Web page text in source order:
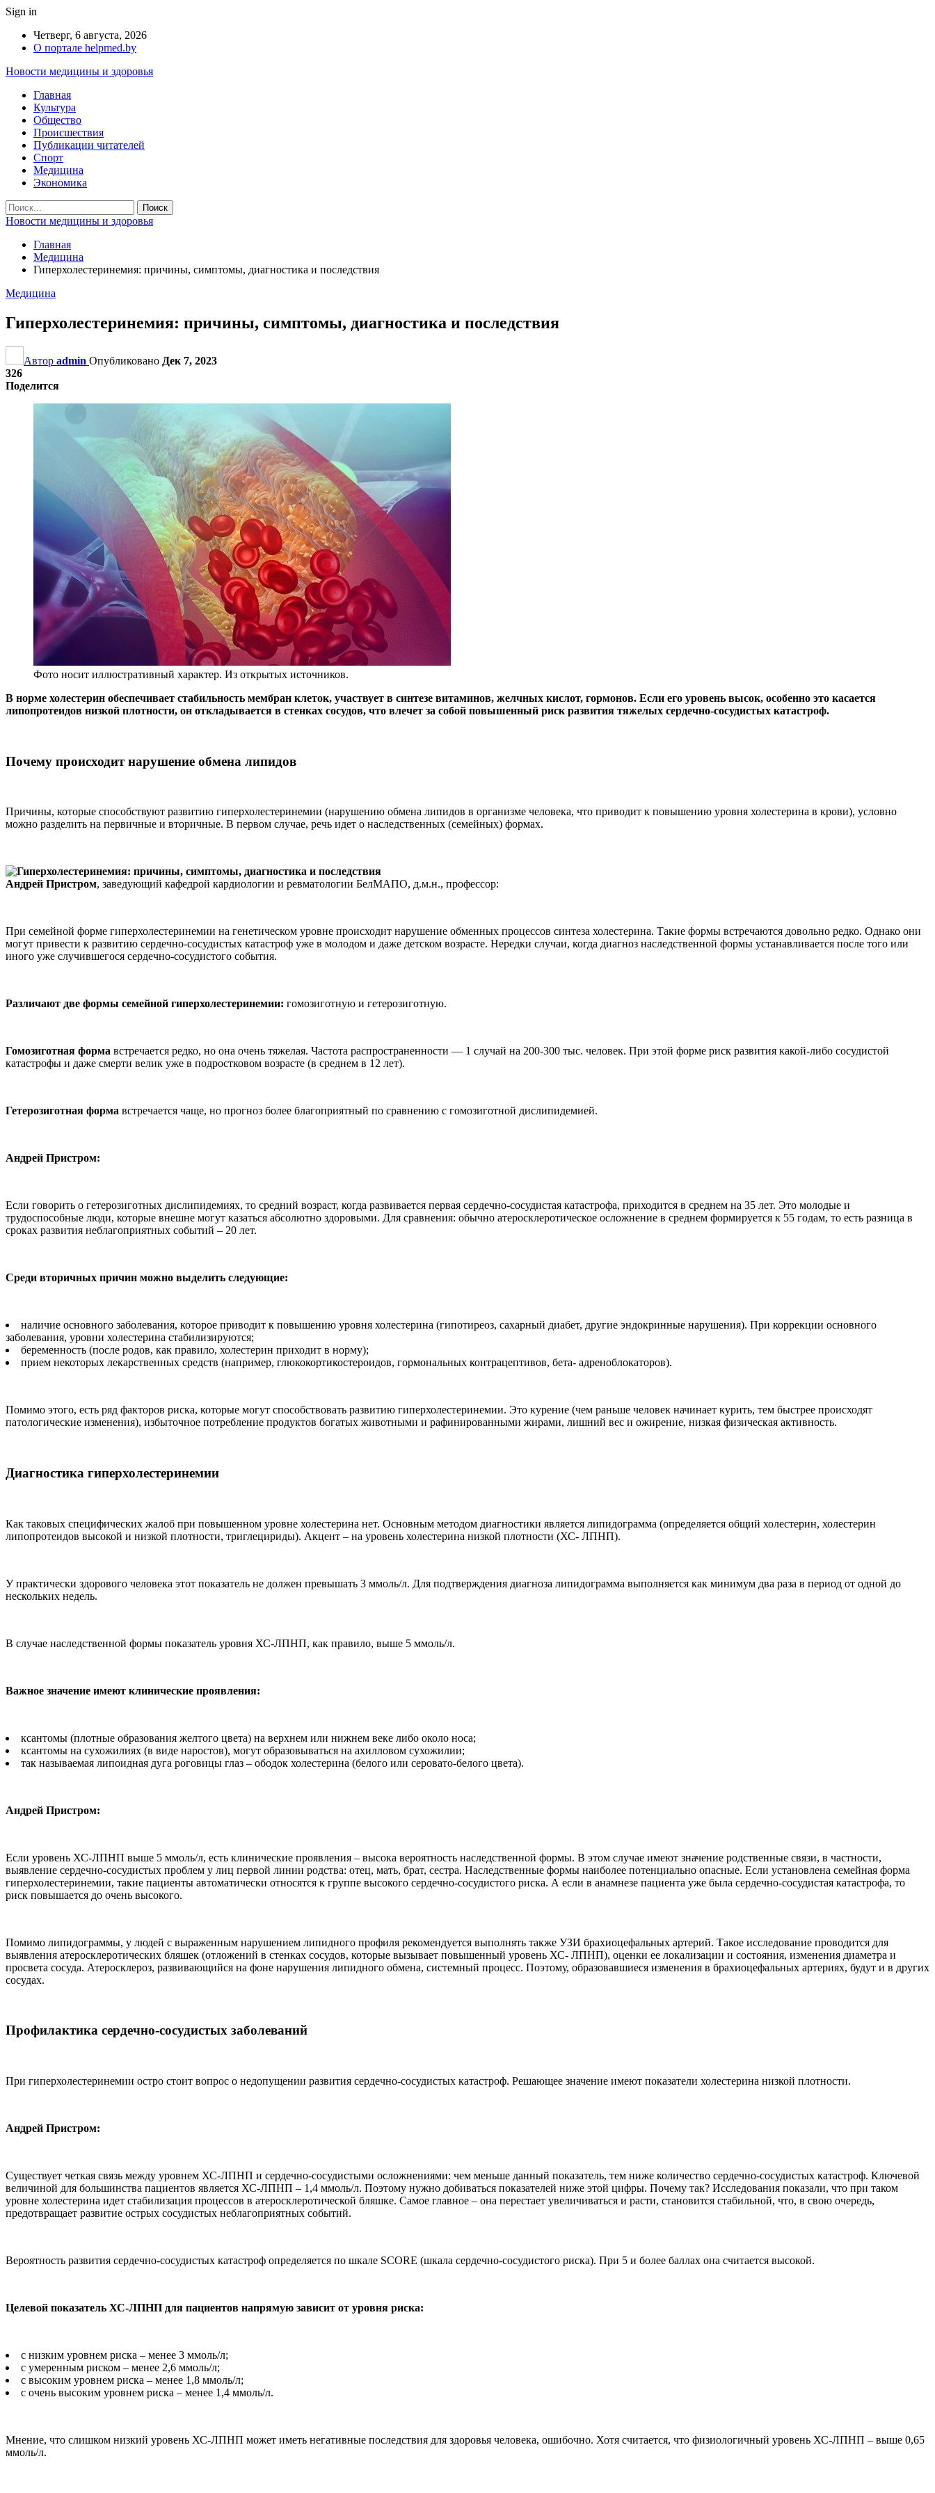
Sign in
Четверг, 6 августа, 2026
О портале helpmed.by
Новости медицины и здоровья
Главная
Культура
Общество
Происшествия
Публикации читателей
Спорт
Медицина
Экономика
Новости медицины и здоровья
Главная
Медицина
Гиперхолестеринемия: причины, симптомы, диагностика и последствия
Медицина
Гиперхолестеринемия: причины, симптомы, диагностика и последствия
Автор admin Опубликовано Дек 7, 2023
326
Поделится
Фото носит иллюстративный характер. Из открытых источников.
В норме холестерин обеспечивает стабильность мембран клеток, участвует в синтезе витаминов, желчных кислот, гормонов. Если его уровень высок, особенно это касается
липопротеидов низкой плотности, он откладывается в стенках сосудов, что влечет за собой повышенный риск развития тяжелых сердечно-сосудистых катастроф.
Почему происходит нарушение обмена липидов
Причины, которые способствуют развитию гиперхолестеринемии (нарушению обмена липидов в организме человека, что приводит к повышению уровня холестерина в крови), условно
можно разделить на первичные и вторичные. В первом случае, речь идет о наследственных (семейных) формах.
Андрей Пристром, заведующий кафедрой кардиологии и ревматологии БелМАПО, д.м.н., профессор:
При семейной форме гиперхолестеринемии на генетическом уровне происходит нарушение обменных процессов синтеза холестерина. Такие формы встречаются довольно редко. Однако они
могут привести к развитию сердечно-сосудистых катастроф уже в молодом и даже детском возрасте. Нередки случаи, когда диагноз наследственной формы устанавливается после того или
иного уже случившегося сердечно-сосудистого события.
Различают две формы семейной гиперхолестеринемии: гомозиготную и гетерозиготную.
Гомозиготная форма встречается редко, но она очень тяжелая. Частота распространенности — 1 случай на 200-300 тыс. человек. При этой форме риск развития какой-либо сосудистой
катастрофы и даже смерти велик уже в подростковом возрасте (в среднем в 12 лет).
Гетерозиготная форма встречается чаще, но прогноз более благоприятный по сравнению с гомозиготной дислипидемией.
Андрей Пристром:
Если говорить о гетерозиготных дислипидемиях, то средний возраст, когда развивается первая сердечно-сосудистая катастрофа, приходится в среднем на 35 лет. Это молодые и
трудоспособные люди, которые внешне могут казаться абсолютно здоровыми. Для сравнения: обычно атеросклеротическое осложнение в среднем формируется к 55 годам, то есть разница в
сроках развития неблагоприятных событий – 20 лет.
Среди вторичных причин можно выделить следующие:
наличие основного заболевания, которое приводит к повышению уровня холестерина (гипотиреоз, сахарный диабет, другие эндокринные нарушения). При коррекции основного
заболевания, уровни холестерина стабилизируются;
беременность (после родов, как правило, холестерин приходит в норму);
прием некоторых лекарственных средств (например, глюкокортикостероидов, гормональных контрацептивов, бета- адреноблокаторов).
Помимо этого, есть ряд факторов риска, которые могут способствовать развитию гиперхолестеринемии. Это курение (чем раньше человек начинает курить, тем быстрее происходят
патологические изменения), избыточное потребление продуктов богатых животными и рафинированными жирами, лишний вес и ожирение, низкая физическая активность.
Диагностика гиперхолестеринемии
Как таковых специфических жалоб при повышенном уровне холестерина нет. Основным методом диагностики является липидограмма (определяется общий холестерин, холестерин
липопротеидов высокой и низкой плотности, триглецириды). Акцент – на уровень холестерина низкой плотности (ХС- ЛПНП).
У практически здорового человека этот показатель не должен превышать 3 ммоль/л. Для подтверждения диагноза липидограмма выполняется как минимум два раза в период от одной до
нескольких недель.
В случае наследственной формы показатель уровня ХС-ЛПНП, как правило, выше 5 ммоль/л.
Важное значение имеют клинические проявления:
ксантомы (плотные образования желтого цвета) на верхнем или нижнем веке либо около носа;
ксантомы на сухожилиях (в виде наростов), могут образовываться на ахилловом сухожилии;
так называемая липоидная дуга роговицы глаз – ободок холестерина (белого или серовато-белого цвета).
Андрей Пристром:
Если уровень ХС-ЛПНП выше 5 ммоль/л, есть клинические проявления – высока вероятность наследственной формы. В этом случае имеют значение родственные связи, в частности,
выявление сердечно-сосудистых проблем у лиц первой линии родства: отец, мать, брат, сестра. Наследственные формы наиболее потенциально опасные. Если установлена семейная форма
гиперхолестеринемии, такие пациенты автоматически относятся к группе высокого сердечно-сосудистого риска. А если в анамнезе пациента уже была сердечно-сосудистая катастрофа, то
риск повышается до очень высокого.
Помимо липидограммы, у людей с выраженным нарушением липидного профиля рекомендуется выполнять также УЗИ брахиоцефальных артерий. Такое исследование проводится для
выявления атеросклеротических бляшек (отложений в стенках сосудов, которые вызывает повышенный уровень ХС- ЛПНП), оценки ее локализации и состояния, изменения диаметра и
просвета сосуда. Атеросклероз, развивающийся на фоне нарушения липидного обмена, системный процесс. Поэтому, образовавшиеся изменения в брахиоцефальных артериях, будут и в других
сосудах.
Профилактика сердечно-сосудистых заболеваний
При гиперхолестеринемии остро стоит вопрос о недопущении развития сердечно-сосудистых катастроф. Решающее значение имеют показатели холестерина низкой плотности.
Андрей Пристром:
Существует четкая связь между уровнем ХС-ЛПНП и сердечно-сосудистыми осложнениями: чем меньше данный показатель, тем ниже количество сердечно-сосудистых катастроф. Ключевой
величиной для большинства пациентов является ХС-ЛПНП – 1,4 ммоль/л. Поэтому нужно добиваться показателей ниже этой цифры. Почему так? Исследования показали, что при таком
уровне холестерина идет стабилизация процессов в атеросклеротической бляшке. Самое главное – она перестает увеличиваться и расти, становится стабильной, что, в свою очередь,
предотвращает развитие острых сосудистых неблагоприятных событий.
Вероятность развития сердечно-сосудистых катастроф определяется по шкале SCORE (шкала сердечно-сосудистого риска). При 5 и более баллах она считается высокой.
Целевой показатель ХС-ЛПНП для пациентов напрямую зависит от уровня риска:
с низким уровнем риска – менее 3 ммоль/л;
с умеренным риском – менее 2,6 ммоль/л;
с высоким уровнем риска – менее 1,8 ммоль/л;
с очень высоким уровнем риска – менее 1,4 ммоль/л.
Мнение, что слишком низкий уровень ХС-ЛПНП может иметь негативные последствия для здоровья человека, ошибочно. Хотя считается, что физиологичный уровень ХС-ЛПНП – выше 0,65
ммоль/л.